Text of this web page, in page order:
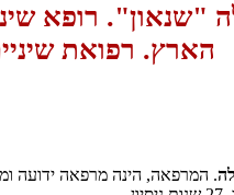
"שנאון". רופא
הארץ. רפואת
. המרפאה, הינה מרפאה ידועה